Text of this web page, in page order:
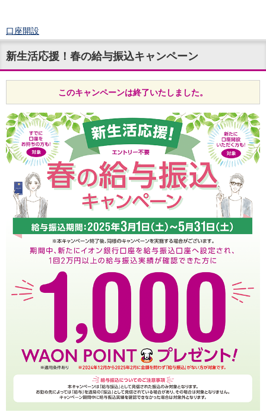
口座開設
ログイン
チャット
メニュー
円預金TOP
普通預金
定期預金
積立式定期預金
外貨預金TOP
外貨普通預金
外貨定期預金
外貨普通預金積立
資産運用
投資信託TOP
証券口座開設
投信つみたて
金銭信託
金銭信託のしくみ
iDeCo・国民年金基金
iDeCo（個人型確定拠出年金）
国民年金基金
ロボアドバイザークラウドファンディングTOP
WealthNavi for イオン銀行（ロボアドバイザー）
まいクラウドファンディング
新生活応援！春の給与振込キャンペーン
このキャンペーンは終了いたしました。